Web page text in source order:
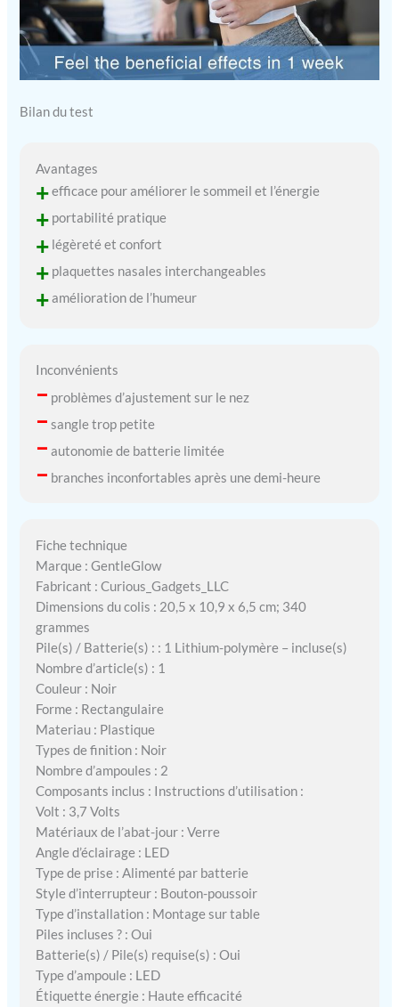
Bilan du test
Avantages
+efficace pour améliorer le sommeil et l’énergie
+ portabilité pratique
+ légèreté et confort
+ plaquettes nasales interchangeables
+amélioration de l’humeur
Inconvénients
– problèmes d’ajustement sur le nez
– sangle trop petite
– autonomie de batterie limitée
– branches inconfortables après une demi-heure
Fiche technique
Marque : GentleGlow
Fabricant : Curious_Gadgets_LLC
Dimensions du colis : 20,5 x 10,9 x 6,5 cm; 340
grammes
Pile(s) / Batterie(s) : : 1 Lithium-polymère – incluse(s)
Nombre d’article(s) : 1
Couleur : Noir
Forme : Rectangulaire
Materiau : Plastique
Types de finition : Noir
Nombre d’ampoules : 2
Composants inclus : Instructions d’utilisation :
Volt : 3,7 Volts
Matériaux de l’abat-jour : Verre
Angle d’éclairage : LED
Type de prise : Alimenté par batterie
Style d’interrupteur : Bouton-poussoir
Type d’installation : Montage sur table
Piles incluses ? : Oui
Batterie(s) / Pile(s) requise(s) : Oui
Type d’ampoule : LED
Étiquette énergie : Haute efficacité